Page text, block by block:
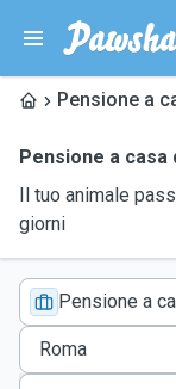
Pensione a
Pensione a
Il tuo animale
giorni
Pensione a